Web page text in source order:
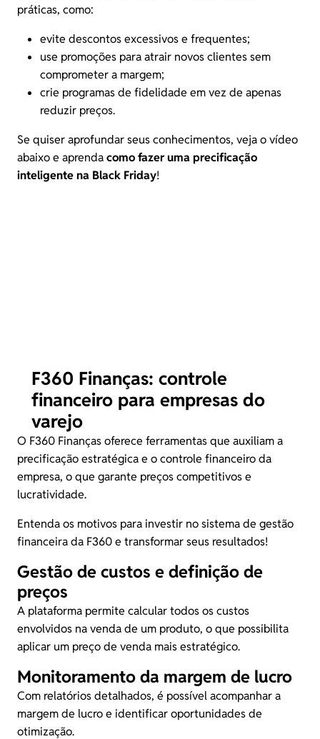
práticas, como:
evite descontos excessivos e frequentes;
use promoções para atrair novos clientes sem
comprometer a margem;
crie programas de fidelidade em vez de apenas
reduzir preços.
Se quiser aprofundar seus conhecimentos, veja o vídeo
abaixo e aprendacomo fazer uma precificação
inteligente na Black Friday!
F360 Finanças: controle
financeiro para empresas do
varejo
O F360 Finançasoferece ferramentas que auxiliam a
precificação estratégica e o controle financeiro da
empresa, o que garante preços competitivos e
lucratividade.
Entenda os motivos para investir no sistema de gestão
financeira da F360 e transformar seus resultados!
Gestão de custos e definição de
preços
A plataforma permite calcular todos os custos
envolvidos na venda de um produto, o que possibilita
aplicar um preço de venda mais estratégico.
Monitoramento da margem de lucro
Com relatórios detalhados, é possível acompanhar a
margem de lucro e identificar oportunidades de
otimização.